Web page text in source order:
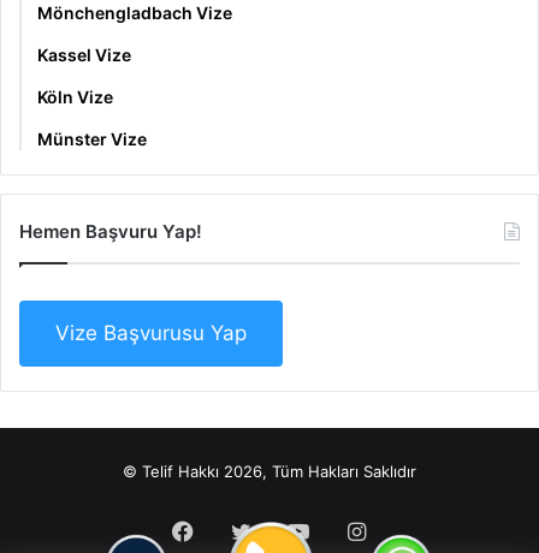
Mönchengladbach Vize
Kassel Vize
Köln Vize
Münster Vize
Hemen Başvuru Yap!
Vize Başvurusu Yap
© Telif Hakkı 2026, Tüm Hakları Saklıdır
Facebook
Twitter YouTubeInstagram